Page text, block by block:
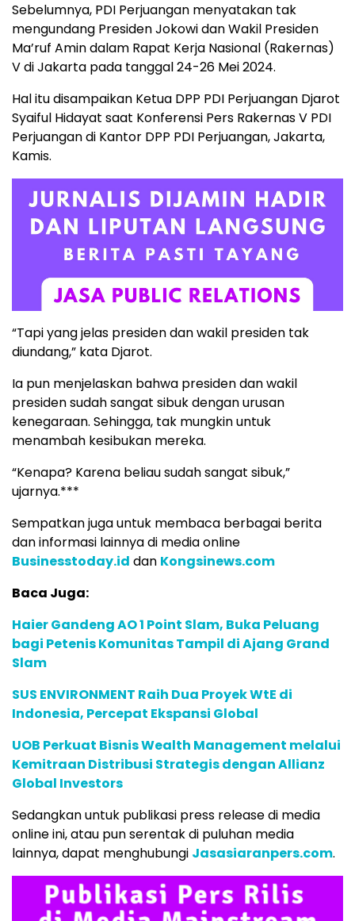
Sebelumnya, PDI Perjuangan menyatakan tak
mengundang Presiden Jokowi dan Wakil Presiden
Ma’ruf Amin dalam Rapat Kerja Nasional (Rakernas)
V di Jakarta pada tanggal 24-26 Mei 2024.
Hal itu disampaikan Ketua DPP PDI Perjuangan Djarot
Syaiful Hidayat saat Konferensi Pers Rakernas V PDI
Perjuangan di Kantor DPP PDI Perjuangan, Jakarta,
Kamis.
“Tapi yang jelas presiden dan wakil presiden tak
diundang,” kata Djarot.
Ia pun menjelaskan bahwa presiden dan wakil
presiden sudah sangat sibuk dengan urusan
kenegaraan. Sehingga, tak mungkin untuk
menambah kesibukan mereka.
“Kenapa? Karena beliau sudah sangat sibuk,”
ujarnya.***
Sempatkan juga untuk membaca berbagai berita
dan informasi lainnya di media online
Businesstoday.id dan Kongsinews.com
Baca Juga:
Haier Gandeng AO 1 Point Slam, Buka Peluang
bagi Petenis Komunitas Tampil di Ajang Grand
Slam
SUS ENVIRONMENT Raih Dua Proyek WtE di
Indonesia, Percepat Ekspansi Global
UOB Perkuat Bisnis Wealth Management melalui
Kemitraan Distribusi Strategis dengan Allianz
Global Investors
Sedangkan untuk publikasi press release di media
online ini, atau pun serentak di puluhan media
lainnya, dapat menghubungi Jasasiaranpers.com.